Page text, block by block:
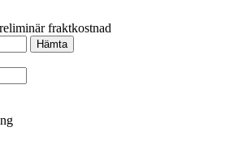
fraktkostnad